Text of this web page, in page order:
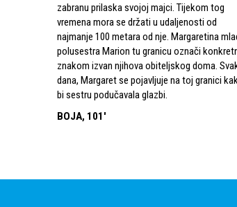
zabranu prilaska svojoj majci. Tijekom tog
vremena mora se držati u udaljenosti od
najmanje 100 metara od nje. Margaretina
polusestra Marion tu granicu označi
znakom izvan njihova obiteljskog doma.
dana, Margaret se pojavljuje na toj granici
bi sestru podučavala glazbi.
BOJA, 101'